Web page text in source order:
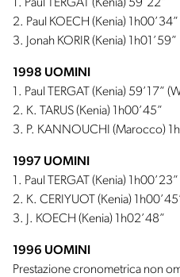
1. Paul TERGAT (Kenia) 59’22”
2. Paul KOECH (Kenia) 1h00’34”
3. Jonah KORIR (Kenia) 1h01’59”
1998 UOMINI
1. Paul TERGAT (Kenia) 59’17”
2. K. TARUS (Kenia) 1h00’45”
3. P. KANNOUCHI (Marocco)
1997 UOMINI
1. Paul TERGAT (Kenia) 1h00’23”
2. K. CERIYUOT (Kenia)
3. J. KOECH (Kenia) 1h02’48”
1996 UOMINI
Prestazione cronometrica non